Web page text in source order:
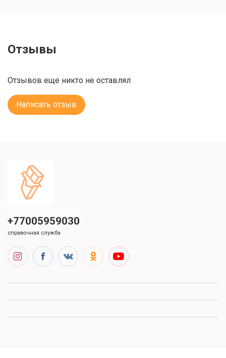
Отзывы
Отзывов еще никто не оставлял
Написать отзыв
+77005959030
справочная служба